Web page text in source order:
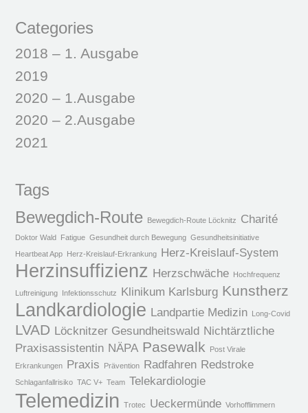
Categories
2018 – 1. Ausgabe
2019
2020 – 1.Ausgabe
2020 – 2.Ausgabe
2021
Tags
Bewegdich-Route
Bewegdich-Route Löcknitz Charité
Doktor Wald Fatigue Gesundheit durch Bewegung Gesundheitsinitiative
Heartbeat App
Herz-Kreislauf-Erkrankung Herz-Kreislauf-System
Herzinsuffizienz Herzschwäche Hochfrequenz
Luftreinigung Infektionsschutz Klinikum Karlsburg Kunstherz
Landkardiologie Landpartie Medizin Long-Covid
LVAD Löcknitzer Gesundheitswald Nichtärztliche
Praxisassistentin NÄPA Pasewalk
Post Virale
Erkrankungen
Praxis Prävention Radfahren Redstroke
Schlaganfallrisiko TAC V+ Team Telekardiologie
Telemedizin Trotec Ueckermünde Vorhofflimmern